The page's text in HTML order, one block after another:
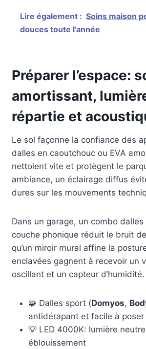
Lire également : Soins maison
douces toute l’année
Préparer l’espace:
amortissant,
répartie et
Le sol façonne la confiance des
dalles en caoutchouc ou EVA
nettoient vite et protègent le
ambiance, un éclairage diffus
dures sur les mouvements
Dans un garage, un combo
couche phonique réduit le bruit
qu’un miroir mural affine la
enclavées gagnent à recevoir un
oscillant et un capteur d’humidité.
🧩 Dalles sport (Domyos,
antidérapant et facile à poser
💡 LED 4000K: lumière
éblouissement